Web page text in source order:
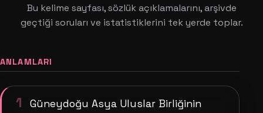
Bu kelime sayfası, sözlük açıklamalarını, arşivde
geçtiği soruları ve istatistiklerini tek yerde toplar.
ANLAMLARI
1
Güneydoğu Asya Uluslar Birliğinin